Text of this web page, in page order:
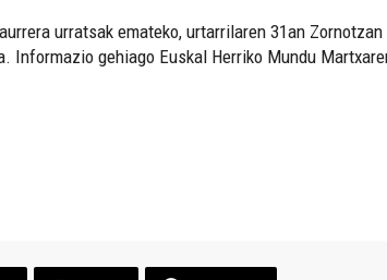
urratsak emateko, urtarrilaren 31an
Informazio gehiago Euskal Herriko Mundu